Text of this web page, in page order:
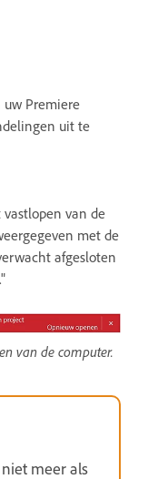
uw Premiere
uit te
van de
met de
afgesloten
van de computer.
meer als